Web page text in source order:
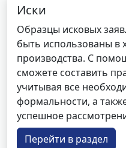
Иски
Образцы исковых
быть использованы в
производства. С
сможете составить
учитывая все
формальности, а
успешное
Перейти в раздел